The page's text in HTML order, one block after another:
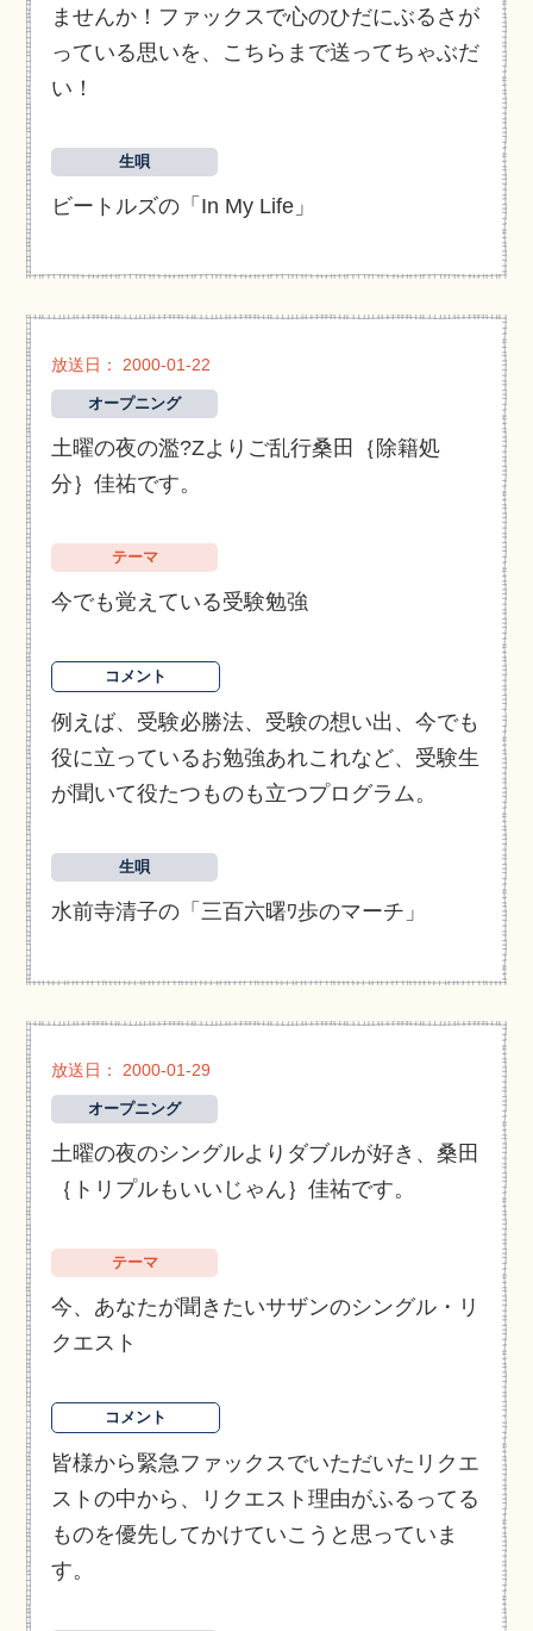
ませんか！ファックスで心のひだにぶるさが
っている思いを、こちらまで送ってちゃぶだ
い！
生唄
ビートルズの「In My Life」
放送日： 2000-01-22
オープニング
土曜の夜の濫?Zよりご乱行桑田｛除籍処
分｝佳祐です。
テーマ
今でも覚えている受験勉強
コメント
例えば、受験必勝法、受験の想い出、今でも
役に立っているお勉強あれこれなど、受験生
が聞いて役たつものも立つプログラム。
生唄
水前寺清子の「三百六曙ﾜ歩のマーチ」
放送日： 2000-01-29
オープニング
土曜の夜のシングルよりダブルが好き、桑田
｛トリプルもいいじゃん｝佳祐です。
テーマ
今、あなたが聞きたいサザンのシングル・リ
クエスト
コメント
皆様から緊急ファックスでいただいたリクエ
ストの中から、リクエスト理由がふるってる
ものを優先してかけていこうと思っていま
す。